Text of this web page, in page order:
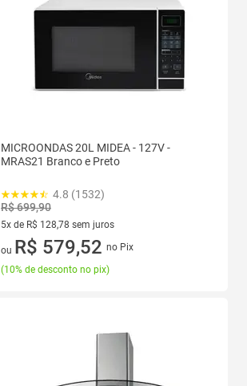
MICROONDAS 20L MIDEA - 127V -
MRAS21 Branco e Preto
4.8 (1532)
R$ 699,90
5x de R$ 128,78 sem juros
5 vez de R$ 128,78 sem juros
ou R$ 579,52 no Pix
(10% de desconto no pix)